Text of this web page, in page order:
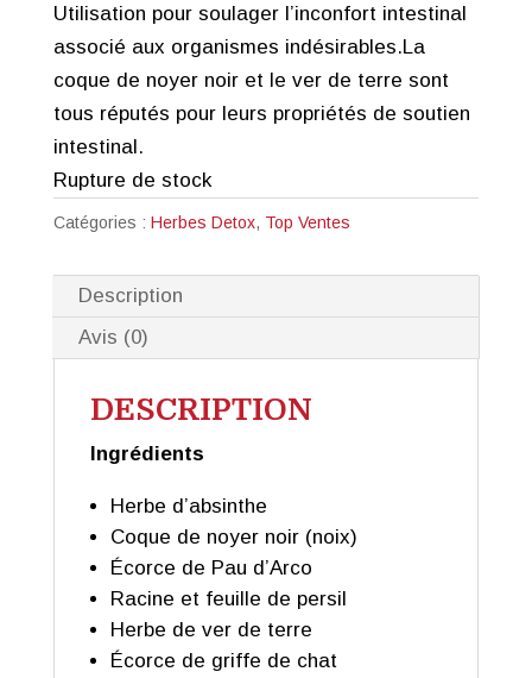
initial
était :
CHF 39.00.
actuel
est :
CHF 27.00.
Utilisation pour soulager l’inconfort intestinal
associé aux organismes indésirables.La
coque de noyer noir et le ver de terre sont
tous réputés pour leurs propriétés de soutien
intestinal.
Rupture de stock
Catégories : Herbes Detox, Top Ventes
Description
Avis (0)
DESCRIPTION
Ingrédients
Herbe d’absinthe
Coque de noyer noir (noix)
Écorce de Pau d’Arco
Racine et feuille de persil
Herbe de ver de terre
Écorce de griffe de chat